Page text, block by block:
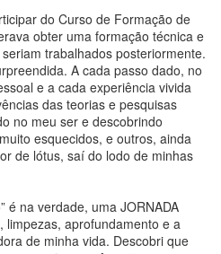
do Curso de Formação de
obter uma formação técnica e
trabalhados posteriormente.
A cada passo dado, no
e a cada experiência vivida
das teorias e pesquisas
no meu ser e descobrindo
esquecidos, e outros, ainda
de lótus, saí do lodo de minhas
é na verdade, uma JORNADA
aprofundamento e a
de minha vida. Descobri que